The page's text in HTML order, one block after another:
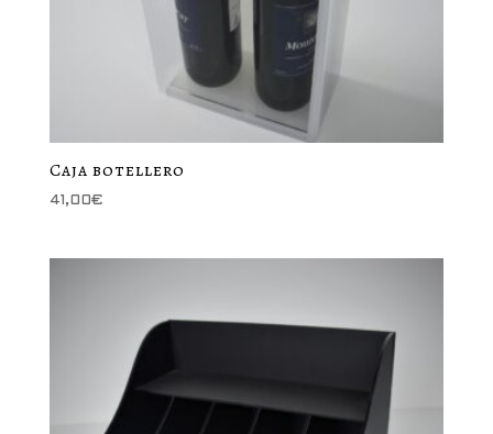
Caja botellero
41,00€